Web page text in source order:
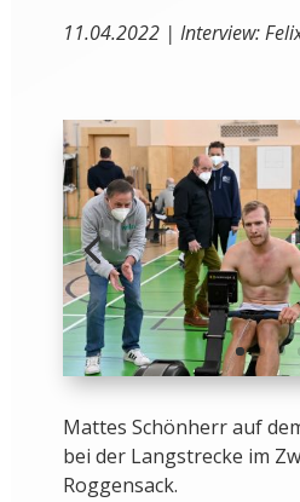
11.04.2022 | Interview:
Mattes Schönherr auf
bei der Langstrecke im
Roggensack.